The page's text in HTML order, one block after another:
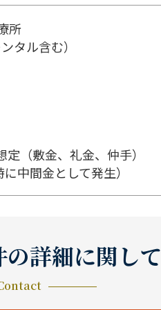
所
タル含む）
（敷金、礼金、仲手）
中間金として発生）
詳細に関して